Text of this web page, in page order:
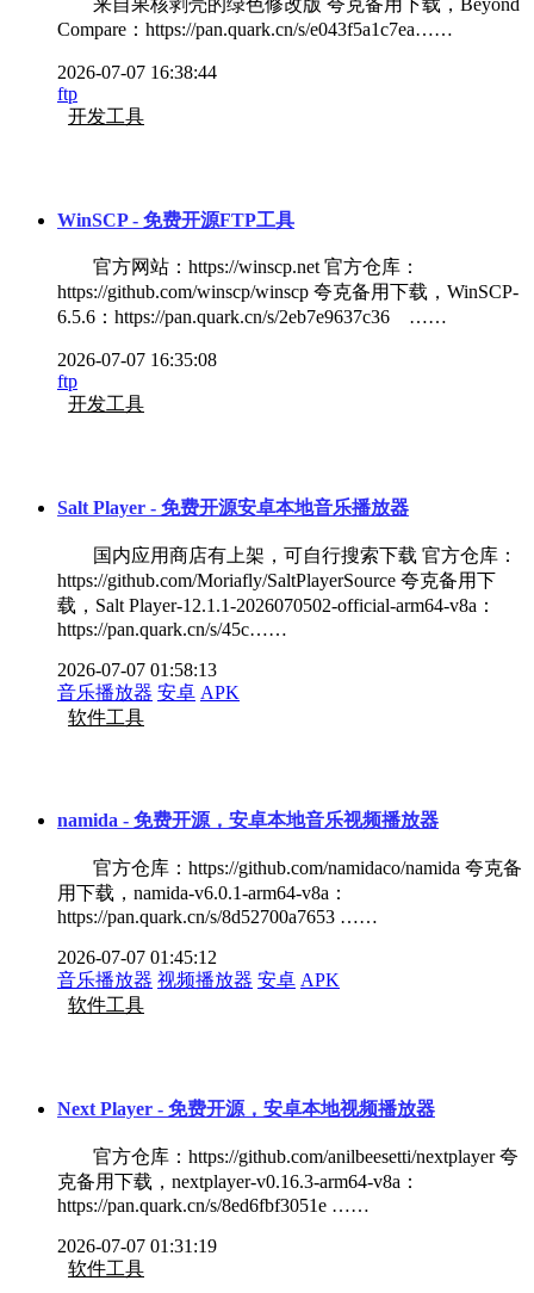
Compare：https://pan.quark.cn/s/e043f5a1c7ea……
2026-07-07 16:38:44
ftp
开发工具
WinSCP - 免费开源FTP工具
官方网站：https://winscp.net 官方仓库：
https://github.com/winscp/winscp 夸克备用下载，WinSCP-
6.5.6：https://pan.quark.cn/s/2eb7e9637c36 ……
2026-07-07 16:35:08
ftp
开发工具
Salt Player - 免费开源安卓本地音乐播放器
国内应用商店有上架，可自行搜索下载 官方仓库：
https://github.com/Moriafly/SaltPlayerSource 夸克备用下
载，Salt Player-12.1.1-2026070502-official-arm64-v8a：
https://pan.quark.cn/s/45c……
2026-07-07 01:58:13
音乐播放器 安卓 APK
软件工具
namida - 免费开源，安卓本地音乐视频播放器
官方仓库：https://github.com/namidaco/namida 夸克备
用下载，namida-v6.0.1-arm64-v8a：
https://pan.quark.cn/s/8d52700a7653 ……
2026-07-07 01:45:12
音乐播放器 视频播放器 安卓 APK
软件工具
Next Player - 免费开源，安卓本地视频播放器
官方仓库：https://github.com/anilbeesetti/nextplayer 夸
克备用下载，nextplayer-v0.16.3-arm64-v8a：
https://pan.quark.cn/s/8ed6fbf3051e ……
2026-07-07 01:31:19
软件工具